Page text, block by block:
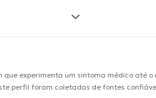
experimenta um sintoma médico até
perfil foram coletadas de fontes